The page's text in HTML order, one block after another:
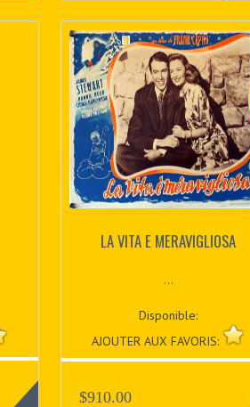
LA VITA E MERAVIGLIOSA
...
Disponible:
AJOUTER AUX FAVORIS:
$910.00